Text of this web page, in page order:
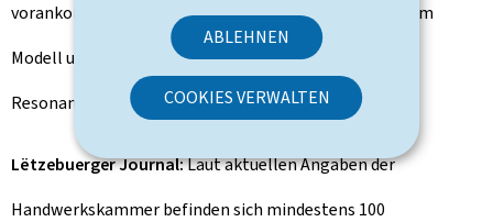
ABLEHNEN
COOKIES VERWALTEN
vorankommt. Seit einem guten Jahr sind wir mit diesem
Modell unterwegs und wir erhalten eine sehr positive
Resonanz bei allen Gemeindeverbänden.
Lëtzebuerger Journal:Laut aktuellen Angaben der
Handwerkskammer befinden sich mindestens 100